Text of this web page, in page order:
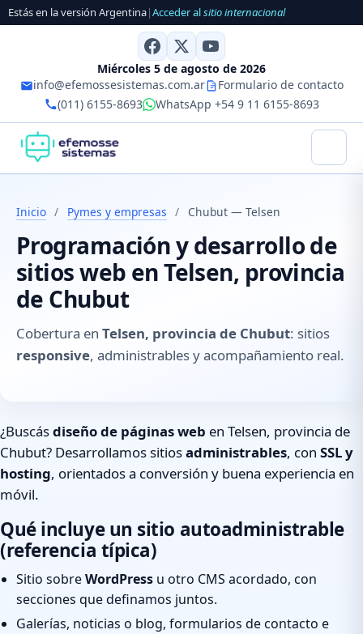
Estás en la versión Argentina|Acceder alsitio internacional
Miércoles 5 de agosto de 2026
info@efemossesistemas.com.ar
Formulario de contacto
(011) 6155-8693
WhatsApp +54 9 11 6155-8693
Inicio / Pymes y empresas / Chubut — Telsen
Programación y desarrollo de
sitios web en Telsen, provincia
de Chubut
Cobertura en Telsen, provincia de Chubut: sitios
responsive, administrables y acompañamiento real.
¿Buscásdiseño de páginas web en Telsen, provincia de
Chubut? Desarrollamos sitiosadministrables, con SSL y
hosting, orientados a conversión y buena experiencia en
móvil.
Qué incluye un sitio autoadministrable
(referencia típica)
Sitio sobreWordPress u otro CMS acordado, con
secciones que definamos juntos.
Galerías, noticias o blog, formularios de contacto e